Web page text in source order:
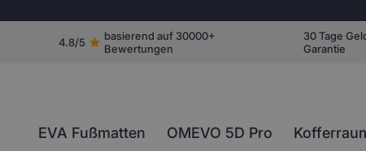
4.8/5
basierend auf 30000+
Bewertungen
30 Tage
Garantie
EVA Fußmatten OMEVO 5D Pro